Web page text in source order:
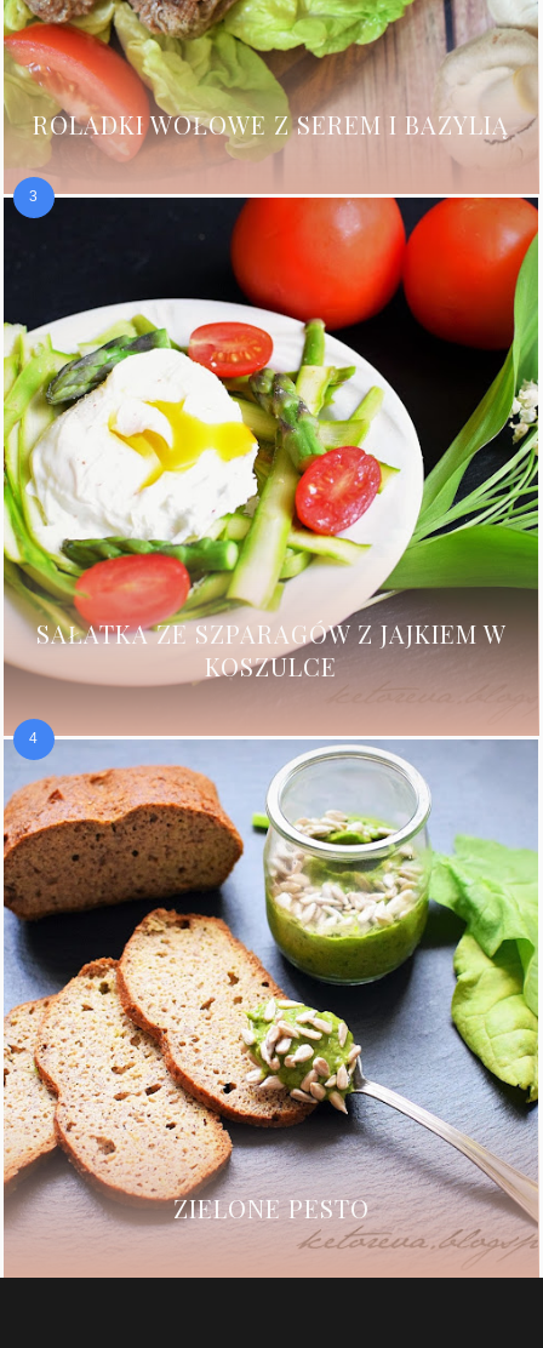
ROLADKI WOŁOWE Z SEREM I BAZYLIĄ
SAŁATKA ZE SZPARAGÓW Z JAJKIEM W
KOSZULCE
ZIELONE PESTO